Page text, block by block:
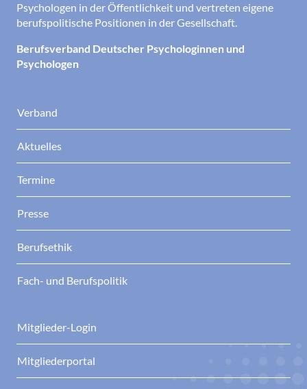
Psychologen in der Öffentlichkeit und vertreten eigene
berufspolitische Positionen in der Gesellschaft.
Berufsverband Deutscher Psychologinnen und
Psychologen
Verband
Aktuelles
Termine
Presse
Berufsethik
Fach- und Berufspolitik
Mitglieder-Login
Mitgliederportal